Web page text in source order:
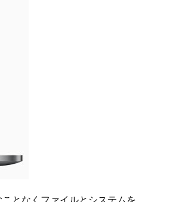
となくファイルとシステムを